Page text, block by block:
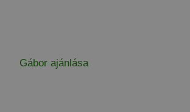
Gábor ajánlása